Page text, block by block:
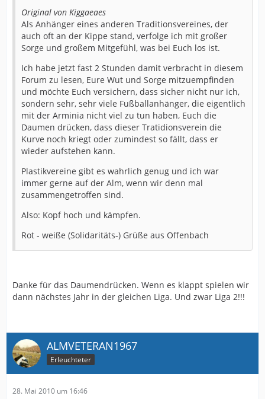
Original von Kiggaeaes
Als Anhänger eines anderen Traditionsvereines, der
auch oft an der Kippe stand, verfolge ich mit großer
Sorge und großem Mitgefühl, was bei Euch los ist.
Ich habe jetzt fast 2 Stunden damit verbracht in diesem
Forum zu lesen, Eure Wut und Sorge mitzuempfinden
und möchte Euch versichern, dass sicher nicht nur ich,
sondern sehr, sehr viele Fußballanhänger, die eigentlich
mit der Arminia nicht viel zu tun haben, Euch die
Daumen drücken, dass dieser Tratidionsverein die
Kurve noch kriegt oder zumindest so fällt, dass er
wieder aufstehen kann.
Plastikvereine gibt es wahrlich genug und ich war
immer gerne auf der Alm, wenn wir denn mal
zusammengetroffen sind.
Also: Kopf hoch und kämpfen.
Rot - weiße (Solidaritäts-) Grüße aus Offenbach
Danke für das Daumendrücken. Wenn es klappt spielen wir
dann nächstes Jahr in der gleichen Liga. Und zwar Liga 2!!!
ALMVETERAN1967
Erleuchteter
28. Mai 2010 um 16:46